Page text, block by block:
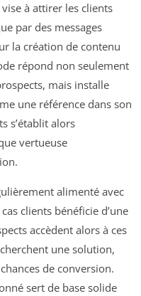
à attirer les clients
par des messages
la création de contenu
répond non seulement
mais installe
une référence dans son
s’établit alors
vertueuse
alimenté avec
clients bénéficie d’une
accèdent alors à ces
une solution,
de conversion.
sert de base solide